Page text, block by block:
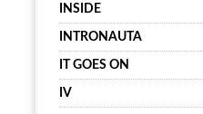
INSIDE
INTRONAUTA
IT GOES ON
IV